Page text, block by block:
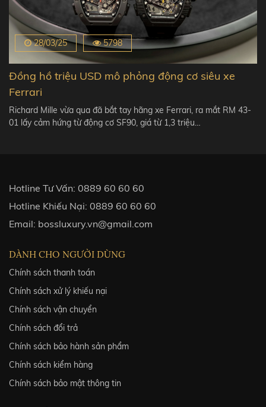
28/03/25 5798
Đồng hồ triệu USD mô phỏng động cơ siêu xe
Ferrari
Richard Mille vừa qua đã bắt tay hãng xe Ferrari, ra mắt RM 43-
01 lấy cảm hứng từ động cơ SF90, giá từ 1,3 triệu…
Hotline Tư Vấn: 0889 60 60 60
Hotline Khiếu Nại: 0889 60 60 60
Email: bossluxury.vn@gmail.com
DÀNH CHO NGƯỜI DÙNG
Chính sách thanh toán
Chính sách xử lý khiếu nại
Chính sách vận chuyển
Chính sách đổi trả
Chính sách bảo hành sản phẩm
Chính sách kiểm hàng
Chính sách bảo mật thông tin